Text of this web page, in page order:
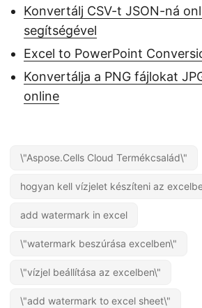
Konvertálj CSV-t JSON-ná
segítségével
Excel to PowerPoint
Konvertálja a PNG fájlokat
online
\"Aspose.Cells Cloud Termékcsalád\"
hogyan kell vízjelet készíteni az
add watermark in excel
\"watermark beszúrása excelben\"
\"vízjel beállítása az excelben\"
\"add watermark to excel sheet\"